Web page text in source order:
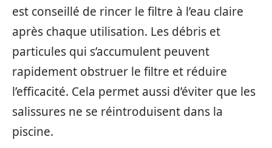
est conseillé de rincer le filtre à l’eau claire
après chaque utilisation. Les débris et
particules qui s’accumulent peuvent
rapidement obstruer le filtre et réduire
l’efficacité. Cela permet aussi d’éviter que les
salissures ne se réintroduisent dans la
piscine.